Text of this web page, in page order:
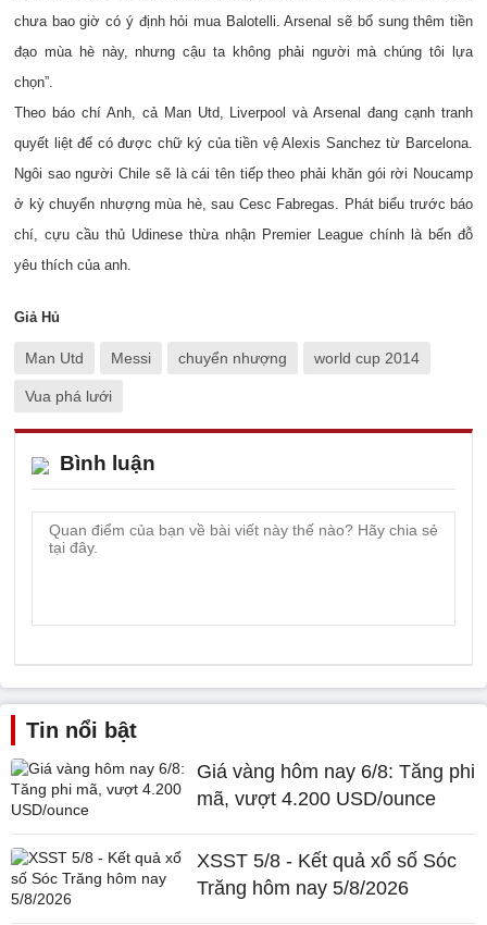
chưa bao giờ có ý định hỏi mua Balotelli. Arsenal sẽ bổ sung thêm tiền
đạo mùa hè này, nhưng cậu ta không phải người mà chúng tôi lựa
chọn”.
Theo báo chí Anh, cả Man Utd, Liverpool và Arsenal đang cạnh tranh
quyết liệt để có được chữ ký của tiền vệ Alexis Sanchez từ Barcelona.
Ngôi sao người Chile sẽ là cái tên tiếp theo phải khăn gói rời Noucamp
ở kỳ chuyển nhượng mùa hè, sau Cesc Fabregas. Phát biểu trước báo
chí, cựu cầu thủ Udinese thừa nhận Premier League chính là bến đỗ
yêu thích của anh.
Giả Hủ
Man Utd Messi chuyển nhượng world cup 2014
Vua phá lưới
Bình luận
Tin nổi bật
Giá vàng hôm nay 6/8: Tăng phi
mã, vượt 4.200 USD/ounce
XSST 5/8 - Kết quả xổ số Sóc
Trăng hôm nay 5/8/2026